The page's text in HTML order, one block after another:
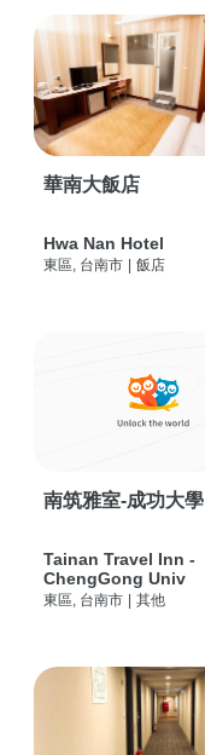
華南大飯店
Hwa Nan Hotel
東區, 台南市 | 飯店
南筑雅室-成功大學
Tainan Travel Inn -
ChengGong Univ
東區, 台南市 | 其他